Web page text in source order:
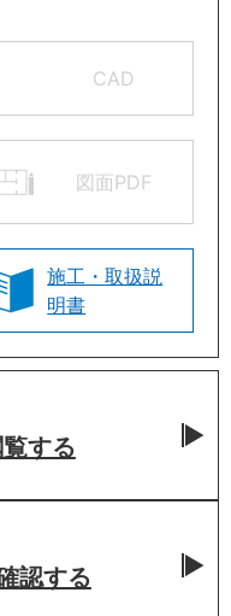
CAD
図面PDF
施工・取扱説
明書
する
認する